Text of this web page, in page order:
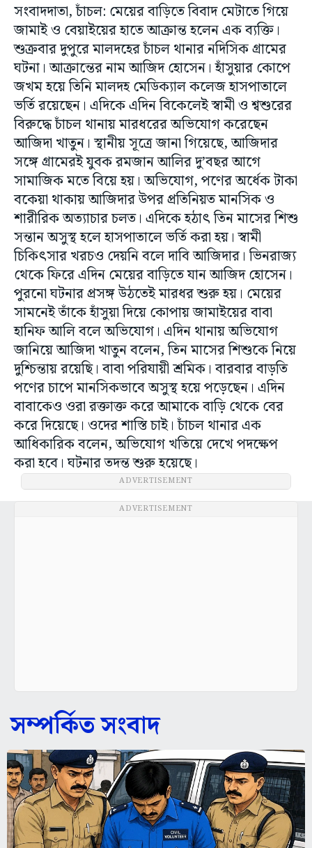
সংবাদদাতা, চাঁচল: মেয়ের বাড়িতে বিবাদ মেটাতে গিয়ে
জামাই ও বেয়াইয়ের হাতে আক্রান্ত হলেন এক ব্যক্তি।
শুক্রবার দুপুরে মালদহের চাঁচল থানার নদিসিক গ্রামের
ঘটনা। আক্রান্তের নাম আজিদ হোসেন। হাঁসুয়ার কোপে
জখম হয়ে তিনি মালদহ মেডিক্যাল কলেজ হাসপাতালে
ভর্তি রয়েছেন। এদিকে এদিন বিকেলেই স্বামী ও শ্বশুরের
বিরুদ্ধে চাঁচল থানায় মারধরের অভিযোগ করেছেন
আজিদা খাতুন। স্থানীয় সূত্রে জানা গিয়েছে, আজিদার
সঙ্গে গ্রামেরই যুবক রমজান আলির দু’বছর আগে
সামাজিক মতে বিয়ে হয়। অভিযোগ, পণের অর্ধেক টাকা
বকেয়া থাকায় আজিদার উপর প্রতিনিয়ত মানসিক ও
শারীরিক অত্যাচার চলত। এদিকে হঠাৎ তিন মাসের শিশু
সন্তান অসুস্থ হলে হাসপাতালে ভর্তি করা হয়। স্বামী
চিকিৎসার খরচও দেয়নি বলে দাবি আজিদার। ভিনরাজ্য
থেকে ফিরে এদিন মেয়ের বাড়িতে যান আজিদ হোসেন।
পুরনো ঘটনার প্রসঙ্গ উঠতেই মারধর শুরু হয়। মেয়ের
সামনেই তাঁকে হাঁসুয়া দিয়ে কোপায় জামাইয়ের বাবা
হানিফ আলি বলে অভিযোগ। এদিন থানায় অভিযোগ
জানিয়ে আজিদা খাতুন বলেন, তিন মাসের শিশুকে নিয়ে
দুশ্চিন্তায় রয়েছি। বাবা পরিযায়ী শ্রমিক। বারবার বাড়তি
পণের চাপে মানসিকভাবে অসুস্থ হয়ে পড়েছেন। এদিন
বাবাকেও ওরা রক্তাক্ত করে আমাকে বাড়ি থেকে বের
করে দিয়েছে। ওদের শাস্তি চাই। চাঁচল থানার এক
আধিকারিক বলেন, অভিযোগ খতিয়ে দেখে পদক্ষেপ
করা হবে। ঘটনার তদন্ত শুরু হয়েছে।
ADVERTISEMENT
ADVERTISEMENT
সম্পর্কিত সংবাদ